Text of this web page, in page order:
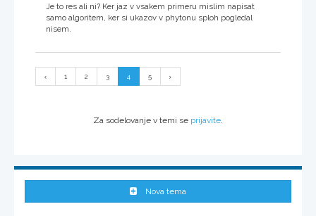
Je to res ali ni? Ker jaz v vsakem primeru mislim napisat
samo algoritem, ker si ukazov v phytonu sploh pogledal
nisem.
1 2 3 4 5
Za sodelovanje v temi se prijavite
Nova tema